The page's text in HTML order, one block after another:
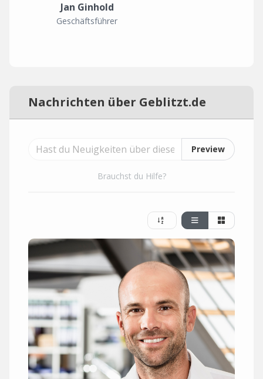
Jan Ginhold
Geschäftsführer
Nachrichten über Geblitzt.de
Preview
Brauchst du Hilfe?